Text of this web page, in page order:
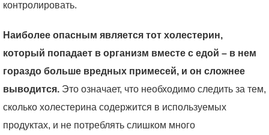
контролировать.
Наиболее опасным является тот холестерин,
который попадает в организм вместе с едой – в нем
гораздо больше вредных примесей, и он сложнее
выводится. Это означает, что необходимо следить за тем,
сколько холестерина содержится в используемых
продуктах, и не потреблять слишком много